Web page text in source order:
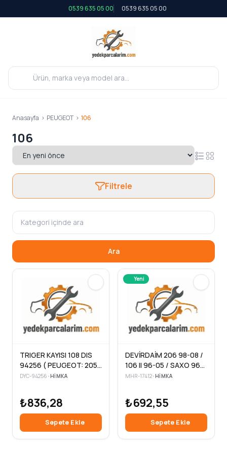
0539 635 05 00 0539 635 05 00
Anasayfa > PEUGEOT > 106
106
Filtrele
Ara
TRIGER KAYISI 108 DIS
94256 ( PEUGEOT: 205-
206-10 6
DYC-94256 •HIMKA
₺836,28
Sepete Ekle
Yeni
DEVİRDAİM 206 98-08 /
106 II 96-05 / SAXO 96-
04 /
MHR-17412•HIMKA
₺692,55
Sepete Ekle